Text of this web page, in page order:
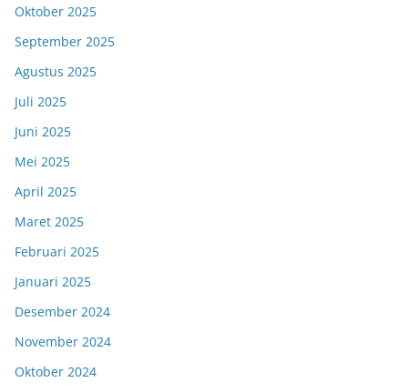
Oktober 2025
September 2025
Agustus 2025
Juli 2025
Juni 2025
Mei 2025
April 2025
Maret 2025
Februari 2025
Januari 2025
Desember 2024
November 2024
Oktober 2024